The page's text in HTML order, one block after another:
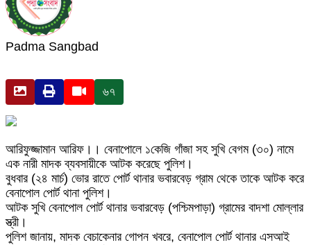
Padma Sangbad
৬৭
আরিফুজ্জামান আরিফ।। বেনাপোলে ১কেজি গাঁজা সহ সুখি বেগম (৩০) নামে
এক নারী মাদক ব্যবসায়ীকে আটক করেছে পুলিশ।
বুধবার (২৪ মার্চ) ভোর রাতে পোর্ট থানার ভবারবেড় গ্রাম থেকে তাকে আটক করে
বেনাপোল পোর্ট থানা পুলিশ।
আটক সুখি বেনাপোল পোর্ট থানার ভবারবেড় (পশ্চিমপাড়া) গ্রামের বাদশা মোল্লার
স্ত্রী।
পুলিশ জানায়, মাদক বেচাকেনার গোপন খবরে, বেনাপোল পোর্ট থানার এসআই